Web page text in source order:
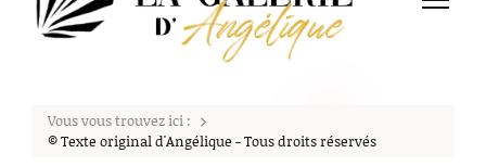
La Galerie d'Angélique
Vous vous trouvez ici :
© Texte original d'Angélique - Tous droits réservés